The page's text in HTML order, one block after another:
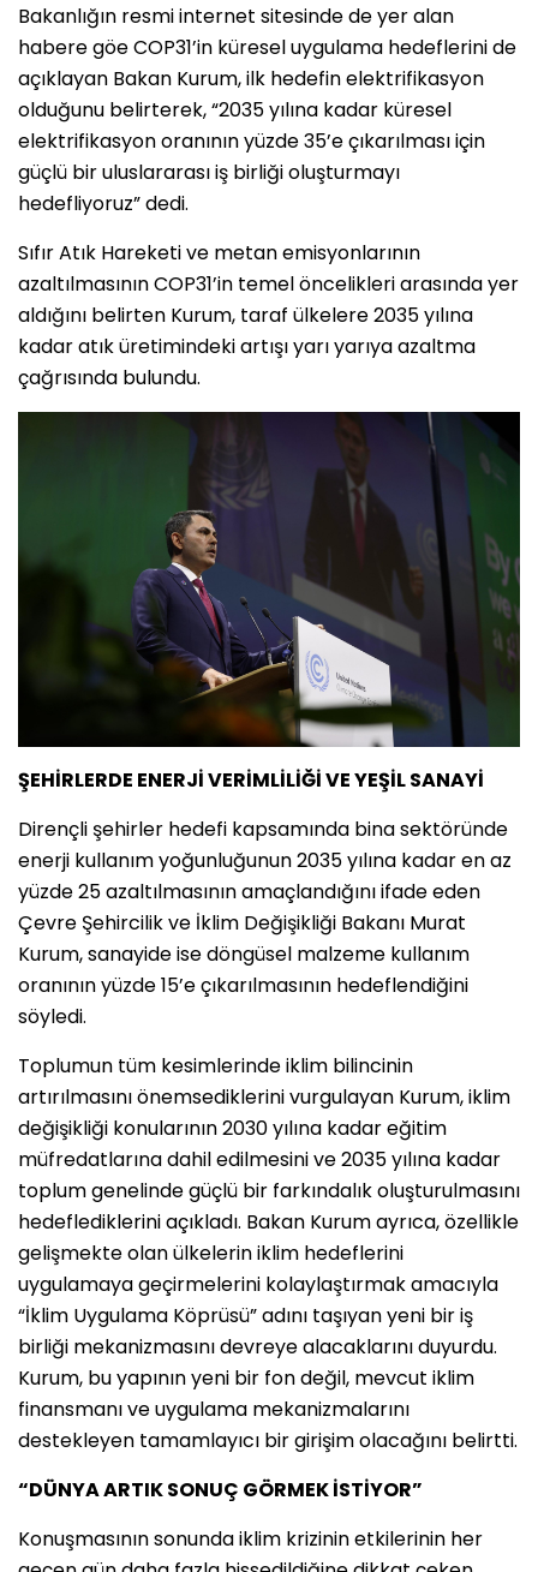
Bakanlığın resmi internet sitesinde de yer alan
habere göe COP31’in küresel uygulama hedeflerini de
açıklayan Bakan Kurum, ilk hedefin elektrifikasyon
olduğunu belirterek, “2035 yılına kadar küresel
elektrifikasyon oranının yüzde 35’e çıkarılması için
güçlü bir uluslararası iş birliği oluşturmayı
hedefliyoruz” dedi.
Sıfır Atık Hareketi ve metan emisyonlarının
azaltılmasının COP31’in temel öncelikleri arasında yer
aldığını belirten Kurum, taraf ülkelere 2035 yılına
kadar atık üretimindeki artışı yarı yarıya azaltma
çağrısında bulundu.
ŞEHİRLERDE ENERJİ VERİMLİLİĞİ VE YEŞİL SANAYİ
Dirençli şehirler hedefi kapsamında bina sektöründe
enerji kullanım yoğunluğunun 2035 yılına kadar en az
yüzde 25 azaltılmasının amaçlandığını ifade eden
Çevre Şehircilik ve İklim Değişikliği Bakanı Murat
Kurum, sanayide ise döngüsel malzeme kullanım
oranının yüzde 15’e çıkarılmasının hedeflendiğini
söyledi.
Toplumun tüm kesimlerinde iklim bilincinin
artırılmasını önemsediklerini vurgulayan Kurum, iklim
değişikliği konularının 2030 yılına kadar eğitim
müfredatlarına dahil edilmesini ve 2035 yılına kadar
toplum genelinde güçlü bir farkındalık oluşturulmasını
hedeflediklerini açıkladı. Bakan Kurum ayrıca, özellikle
gelişmekte olan ülkelerin iklim hedeflerini
uygulamaya geçirmelerini kolaylaştırmak amacıyla
“İklim Uygulama Köprüsü” adını taşıyan yeni bir iş
birliği mekanizmasını devreye alacaklarını duyurdu.
Kurum, bu yapının yeni bir fon değil, mevcut iklim
finansmanı ve uygulama mekanizmalarını
destekleyen tamamlayıcı bir girişim olacağını belirtti.
“DÜNYA ARTIK SONUÇ GÖRMEK İSTİYOR”
Konuşmasının sonunda iklim krizinin etkilerinin her